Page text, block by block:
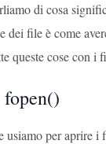
di cosa
file è come
queste cose con i
per aprire i